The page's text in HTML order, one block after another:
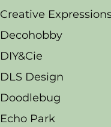
Creative
Decohobby
DIY&Cie
DLS Design
Doodlebug
Echo Park